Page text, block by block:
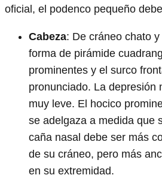
oficial, el podenco pequeño
Cabeza: De cráneo chato
forma de pirámide
prominentes y el surco
pronunciado. La depresión
muy leve. El hocico
se adelgaza a medida que
caña nasal debe ser más
de su cráneo, pero más
en su extremidad.